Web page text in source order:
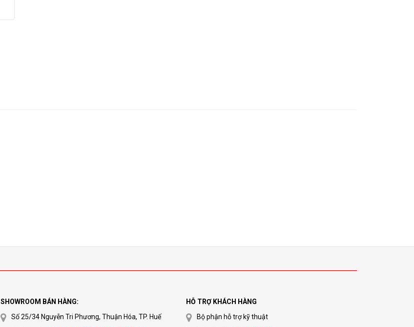
SHOWROOM BÁN HÀNG:
Số 25/34 Nguyễn Tri Phương, Thuận Hóa, TP. Huế
HỖ TRỢ KHÁCH HÀNG
Bộ phận hỗ trợ kỹ thuật